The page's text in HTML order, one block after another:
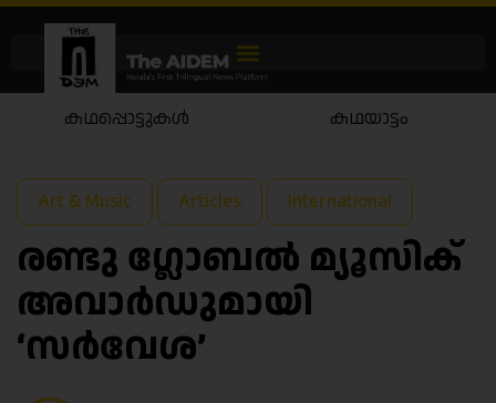
കഥപ്പൊട്ടുകൾ കഥയാട്ടം
Art & Music Articles International
രണ്ടു ഗ്ലോബല്‍ മ്യൂസിക്
അവാര്‍ഡുമായി
‘സര്‍വേശ’